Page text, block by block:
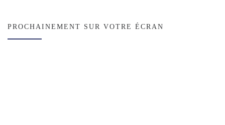
PROCHAINEMENT SUR VOTRE ÉCRAN